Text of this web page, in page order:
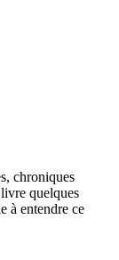
chroniques
quelques
à entendre ce